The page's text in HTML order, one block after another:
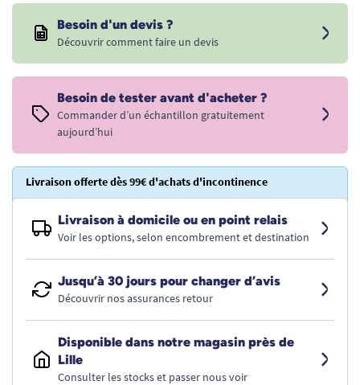
Besoin d'un devis ?
Découvrir comment faire un devis
Besoin de tester avant d'acheter ?
Commander d’un échantillon gratuitement
aujourd’hui
Livraison offerte dès 99€ d'achats d'incontinence
Livraison à domicile ou en point relais
Voir les options, selon encombrement et destination
Jusqu’à 30 jours pour changer d’avis
Découvrir nos assurances retour
Disponible dans notre magasin près de
Lille
Consulter les stocks et passer nous voir